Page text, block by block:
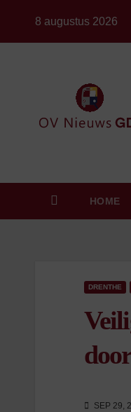
8 augustus 2026
HOME
DRENTHE
SEP 29,